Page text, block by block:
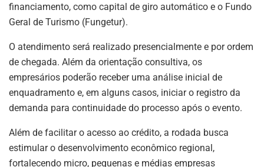
financiamento, como capital de giro automático e o Fundo
Geral de Turismo (Fungetur).
O atendimento será realizado presencialmente e por ordem
de chegada. Além da orientação consultiva, os
empresários poderão receber uma análise inicial de
enquadramento e, em alguns casos, iniciar o registro da
demanda para continuidade do processo após o evento.
Além de facilitar o acesso ao crédito, a rodada busca
estimular o desenvolvimento econômico regional,
fortalecendo micro, pequenas e médias empresas